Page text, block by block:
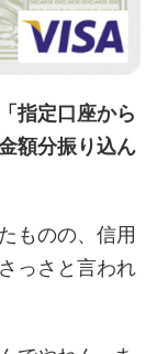
「指定口座から
額分振り込ん
ものの、信用
っさと言われ